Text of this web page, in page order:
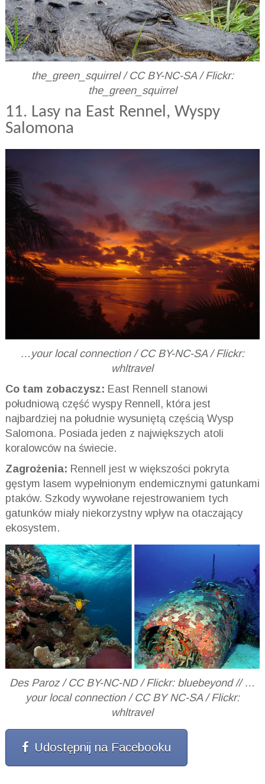
the_green_squirrel / CC BY-NC-SA / Flickr:
the_green_squirrel
11. Lasy na East Rennel, Wyspy
Salomona
…your local connection / CC BY-NC-SA / Flickr:
whltravel
Co tam zobaczysz: East Rennell stanowi
południową część wyspy Rennell, która jest
najbardziej na południe wysuniętą częścią Wysp
Salomona. Posiada jeden z największych atoli
koralowców na świecie.
Zagrożenia: Rennell jest w większości pokryta
gęstym lasem wypełnionym endemicznymi gatunkami
ptaków. Szkody wywołane rejestrowaniem tych
gatunków miały niekorzystny wpływ na otaczający
ekosystem.
Des Paroz / CC BY-NC-ND / Flickr: bluebeyond // …
your local connection / CC BY NC-SA / Flickr:
whltravel
Udostępnij na Facebooku